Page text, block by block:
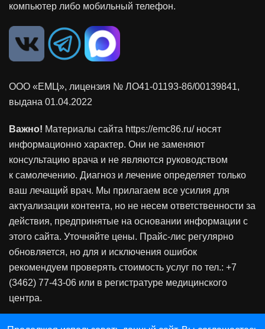
компьютер либо мобильный телефон.
ООО «ЕМЦ», лицензия № ЛО41-01193-86/00139841,
выдана 01.04.2022
Важно! Материалы сайта https://emc86.ru/ носят
информационно характер. Они не заменяют
консультацию врача и не являются руководством
к самолечению. Диагноз и лечение определяет только
ваш лечащий врач. Мы прилагаем все усилия для
актуализации контента, но не несем ответственности за
действия, предпринятые на основании информации с
этого сайта. Уточняйте цены. Прайс-лис регулярно
обновляется, но для и исключения ошибок
рекомендуем проверять стоимость услуг по тел.: +7
(3462) 77-43-06 или в регистратуре медицинского
центра.